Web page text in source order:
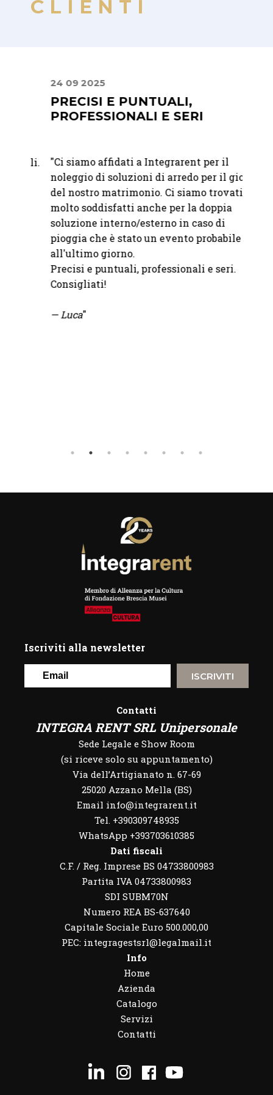
CLIENTI
24 09 2025
PRECISI E PUNTUALI,
PROFESSIONALI E SERI
"Ci siamo affidati a Integrarent per il
noleggio di soluzioni di arredo per il giorno
del nostro matrimonio. Ci siamo trovati
molto soddisfatti anche per la doppia
soluzione interno/esterno in caso di
pioggia che è stato un evento probabile fino
all'ultimo giorno.
Precisi e puntuali, professionali e seri.
Consigliati!
— Luca"
Iscriviti alla newsletter
ISCRIVITI
Contatti
INTEGRA RENT SRL Unipersonale
Sede Legale e Show Room
(si riceve solo su appuntamento)
Via dell’Artigianato n. 67-69
25020 Azzano Mella (BS)
Email info@integrarent.it
Tel. +390309748935
WhatsApp +393703610385
Dati fiscali
C.F. / Reg. Imprese BS 04733800983
Partita IVA 04733800983
SDI SUBM70N
Numero REA BS-637640
Capitale Sociale Euro 500.000,00
PEC: integragestsrl@legalmail.it
Info
Home
Azienda
Catalogo
Servizi
Contatti